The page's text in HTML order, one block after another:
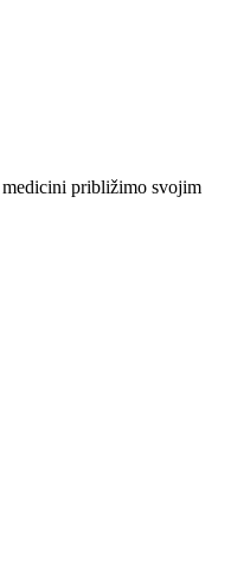
medicini približimo svojim